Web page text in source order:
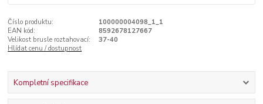
Číslo produktu:
100000004098_1_1
EAN kód:
8592678127667
Velikost brusle roztahovací:
37-40
Hlídat cenu / dostupnost
Kompletní specifikace